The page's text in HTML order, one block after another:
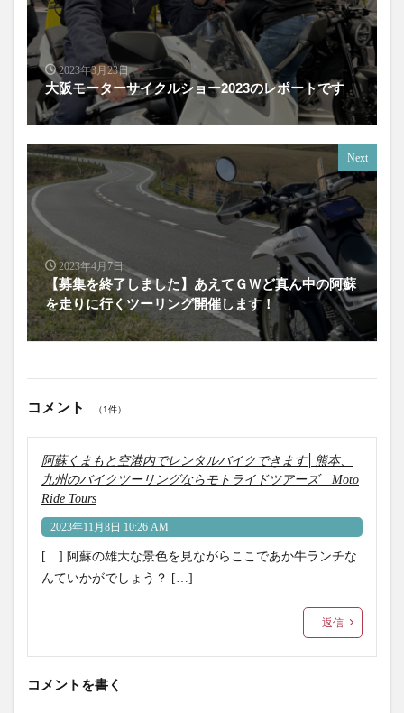
2023年3月23日
大阪モーターサイクルショー2023のレポートです
Next
2023年4月7日
【募集を終了しました】あえてＧＷど真ん中の阿蘇
を走りに行くツーリング開催します！
コメント （1件）
阿蘇くまもと空港内でレンタルバイクできます│熊本、
九州のバイクツーリングならモトライドツアーズ Moto
Ride Tours
2023年11月8日 10:26 AM
[…] 阿蘇の雄大な景色を見ながらここであか牛ランチな
んていかがでしょう？ […]
返信
コメントを書く